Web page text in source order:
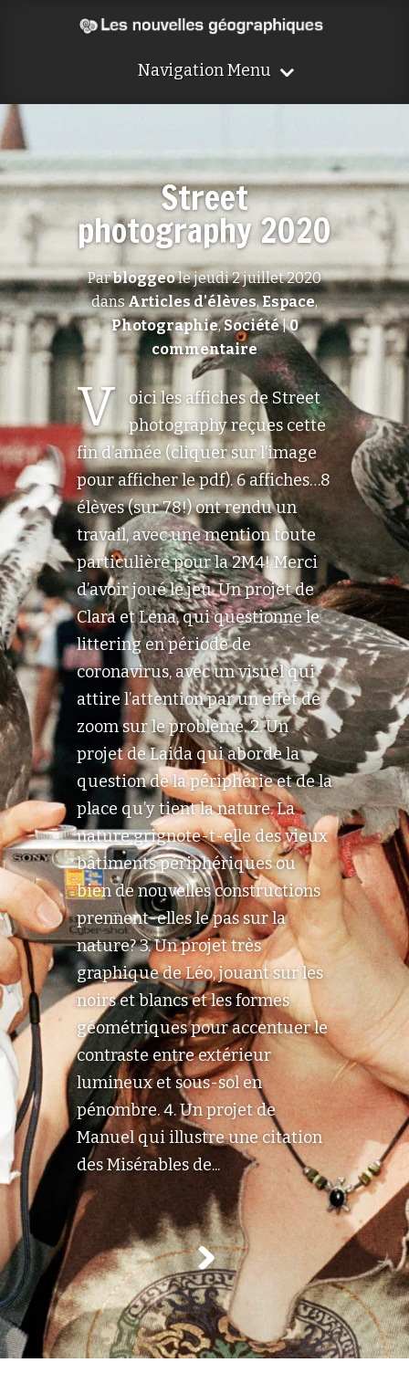
Navigation Menu
Street
photography 2020
Parbloggeole jeudi 2 juillet 2020
dansArticles d'élèves,Espace,
Photographie,Société|0
commentaire
V
oici les affiches de Street
photography reçues cette
fin d’année (cliquer sur l’image
pour afficher le pdf). 6 affiches…8
élèves (sur 78!) ont rendu un
travail, avec une mention toute
particulière pour la 2M4! Merci
d’avoir joué le jeu. Un projet de
Clara et Lena, qui questionne le
littering en période de
coronavirus, avec un visuel qui
attire l’attention par un effet de
zoom sur le problème. 2. Un
projet de Laida qui aborde la
question de la périphérie et de la
place qu’y tient la nature. La
nature grignote-t-elle des vieux
bâtiments périphériques ou
bien de nouvelles constructions
prennent-elles le pas sur la
nature? 3. Un projet très
graphique de Léo, jouant sur les
noirs et blancs et les formes
géométriques pour accentuer le
contraste entre extérieur
lumineux et sous-sol en
pénombre. 4. Un projet de
Manuel qui illustre une citation
des Misérables de...